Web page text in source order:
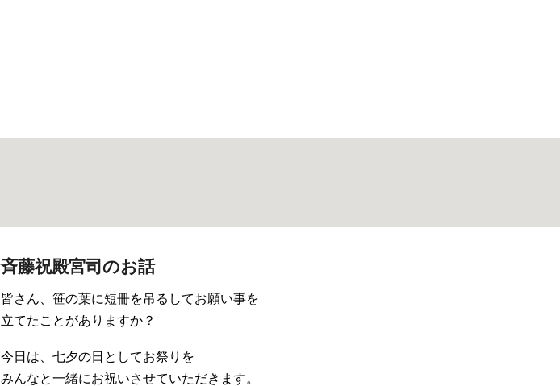
斉藤祝殿宮司のお話
皆さん、笹の葉に短冊を吊るしてお願い事を
立てたことがありますか？
今日は、七夕の日としてお祭りを
みんなと一緒にお祝いさせていただきます。